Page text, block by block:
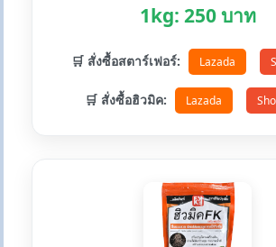
1kg: 250 บาท
🛒 สั่งซื้อสตาร์เฟอร์: Lazada
🛒 สั่งซื้อฮิวมิค: Lazada